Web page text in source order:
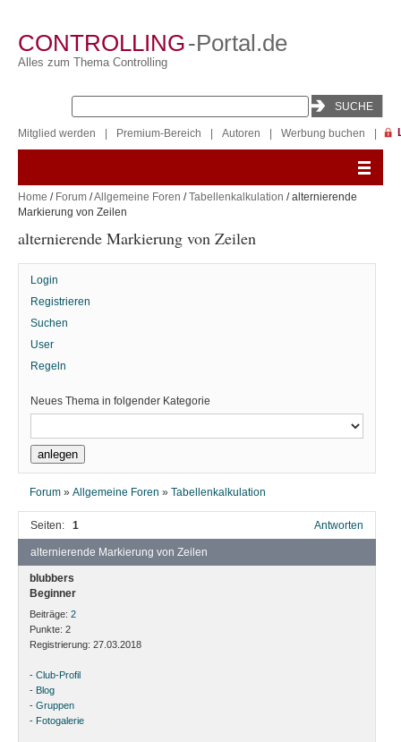
CONTROLLING-Portal.de
Alles zum Thema Controlling
Mitglied werden Premium-Bereich Autoren Werbung buchen
Home / Forum /Allgemeine Foren /Tabellenkalkulation / alternierende
Markierung von Zeilen
alternierende Markierung von Zeilen
Login
Registrieren
Suchen
User
Regeln
Neues Thema in folgender Kategorie
Forum »Allgemeine Foren »Tabellenkalkulation
Seiten: 1 Antworten
alternierende Markierung von Zeilen
blubbers
Beginner
Beiträge: 2
Punkte: 2
Registrierung: 27.03.2018
- Club-Profil
- Blog
- Gruppen
- Fotogalerie